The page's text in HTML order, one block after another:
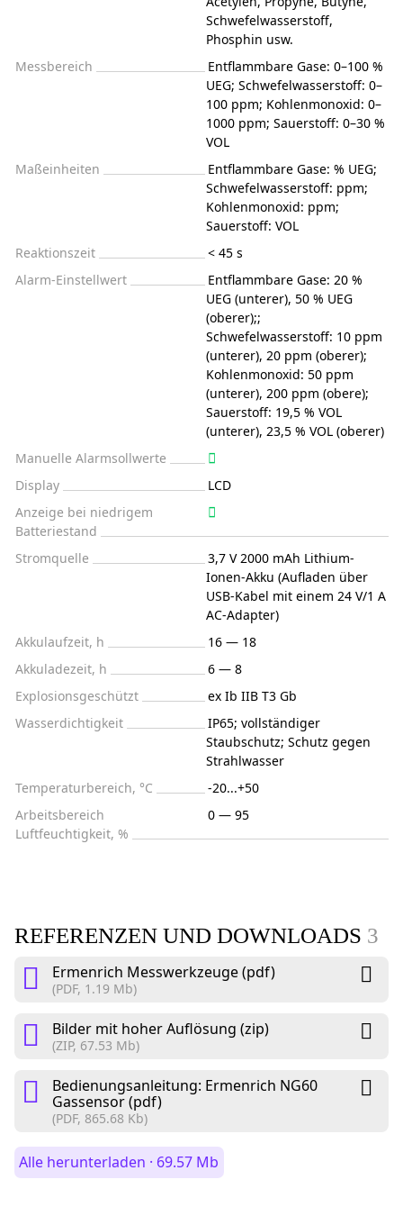
Schwefelwasserstoff,
Phosphin usw.
Messbereich
Entflammbare Gase: 0–100 %
UEG; Schwefelwasserstoff: 0–
100 ppm; Kohlenmonoxid: 0–
1000 ppm; Sauerstoff: 0–30 %
VOL
Maßeinheiten
Entflammbare Gase: % UEG;
Schwefelwasserstoff: ppm;
Kohlenmonoxid: ppm;
Sauerstoff: VOL
Reaktionszeit
< 45 s
Alarm-Einstellwert
Entflammbare Gase: 20 %
UEG (unterer), 50 % UEG
(oberer);;
Schwefelwasserstoff: 10 ppm
(unterer), 20 ppm (oberer);
Kohlenmonoxid: 50 ppm
(unterer), 200 ppm (obere);
Sauerstoff: 19,5 % VOL
(unterer), 23,5 % VOL (oberer)
Manuelle Alarmsollwerte
Display
LCD
Anzeige bei niedrigem
Batteriestand
Stromquelle
3,7 V 2000 mAh Lithium-
Ionen-Akku (Aufladen über
USB-Kabel mit einem 24 V/1 A
AC-Adapter)
Akkulaufzeit, h
16 — 18
Akkuladezeit, h
6 — 8
Explosionsgeschützt
ex Ib IIB T3 Gb
Wasserdichtigkeit
IP65; vollständiger
Staubschutz; Schutz gegen
Strahlwasser
Temperaturbereich, °C
-20...+50
Arbeitsbereich
Luftfeuchtigkeit, %
0 — 95
REFERENZEN UND DOWNLOADS 3
Ermenrich Messwerkzeuge (pdf)
(PDF, 1.19 Mb)
Bilder mit hoher Auflösung (zip)
(ZIP, 67.53 Mb)
Bedienungsanleitung: Ermenrich NG60
Gassensor (pdf)
(PDF, 865.68 Kb)
Alle herunterladen · 69.57 Mb